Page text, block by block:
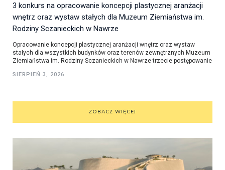
3 konkurs na opracowanie koncepcji plastycznej aranżacji
wnętrz oraz wystaw stałych dla Muzeum Ziemiaństwa im.
Rodziny Sczanieckich w Nawrze
Opracowanie koncepcji plastycznej aranżacji wnętrz oraz wystaw
stałych dla wszystkich budynków oraz terenów zewnętrznych Muzeum
Ziemiaństwa im. Rodziny Sczanieckich w Nawrze trzecie postępowanie
SIERPIEŃ 3, 2026
ZOBACZ WIĘCEJ